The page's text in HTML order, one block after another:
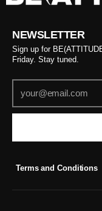
NEWSLETTER
Sign up for
Friday. Stay tuned.
Terms and Conditions